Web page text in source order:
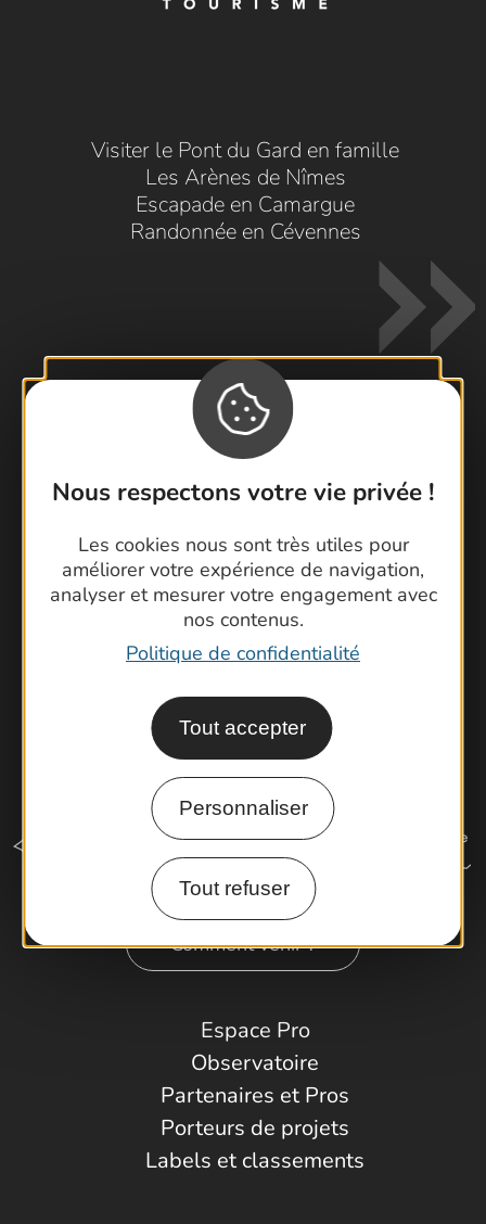
Nous respectons votre vie privée !
Les cookies nous sont très utiles pour
améliorer votre expérience de navigation,
analyser et mesurer votre engagement avec
nos contenus.
Politique de confidentialité
Tout accepter
Personnaliser
Tout refuser
Visiter le Pont du Gard en famille
Les Arènes de Nîmes
Escapade en Camargue
Randonnée en Cévennes
Contactez-nous !
Foire aux questions
Cartoguides et Topoguides
Latitude Gard
Comment venir ?
Espace Pro
Observatoire
Partenaires et Pros
Porteurs de projets
Labels et classements